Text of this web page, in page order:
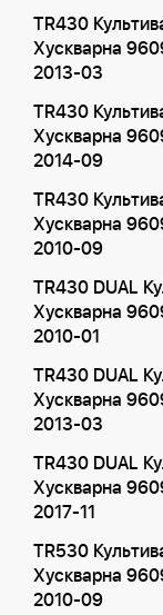
TR430
Хускварна
2013-03
TR430
Хускварна
2014-09
TR430
Хускварна
2010-09
TR430 DUAL
Хускварна
2010-01
TR430 DUAL
Хускварна
2013-03
TR430 DUAL
Хускварна
2017-11
TR530
Хускварна
2010-09